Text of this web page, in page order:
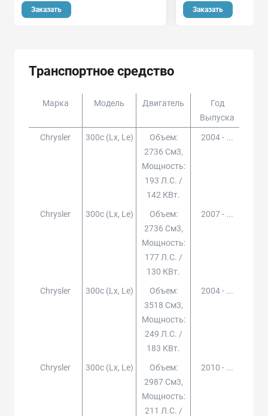
Заказать Заказать
Транспортное средство
Марка Модель Двигатель
Год
Выпуска
Chrysler 300c (lx, Le)
Объем:
2736 См3,
Мощность:
193 Л.с. /
142 КВт.
2004 - ...
Chrysler 300c (lx, Le)
Объем:
2736 См3,
Мощность:
177 Л.с. /
130 КВт.
2007 - ...
Chrysler 300c (lx, Le)
Объем:
3518 См3,
Мощность:
249 Л.с. /
183 КВт.
2004 - ...
Chrysler 300c (lx, Le)
Объем:
2987 См3,
Мощность:
211 Л.с. /
2010 - ...